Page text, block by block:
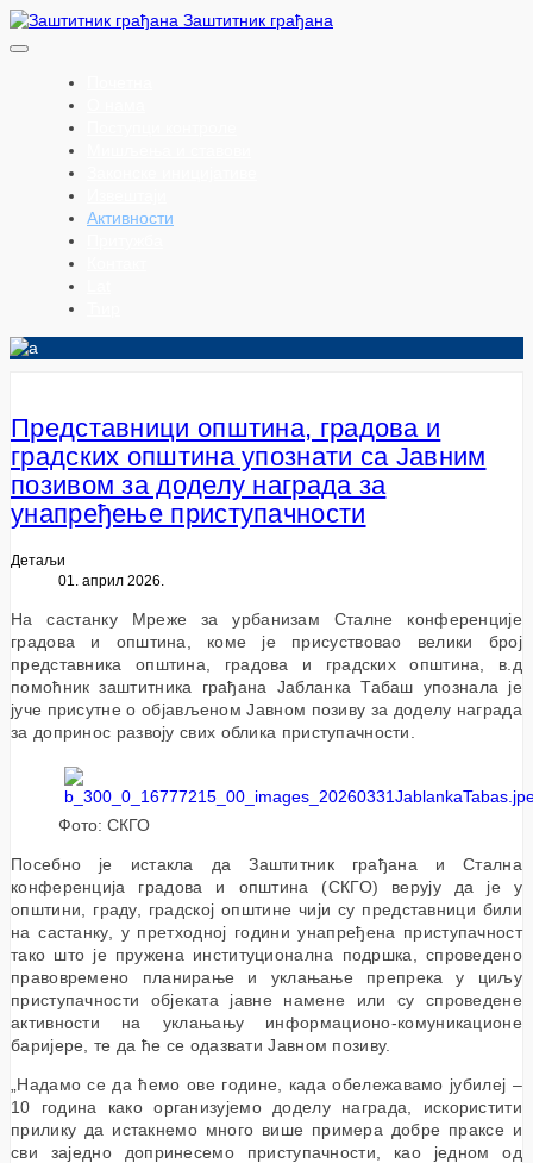
Заштитник грађана
Активности
Представници општина, градова и
градских општина упознати са Јавним
позивом за доделу награда за
унапређење приступачности
Детаљи
01. април 2026.
На састанку Мреже за урбанизам Сталне конференције
градова и општина, коме је присуствовао велики број
представника општина, градова и градских општина, в.д
помоћник заштитника грађана Јабланка Табаш упознала је
јуче присутне о објављеном Јавном позиву за доделу награда
за допринос развоју свих облика приступачности.
Фото: СКГО
Посебно је истакла да Заштитник грађана и Стална
конференција градова и општина (СКГО) верују да је у
општини, граду, градској општине чији су представници били
на састанку, у претходној години унапређена приступачност
тако што је пружена институционална подршка, спроведено
правовремено планирање и уклањање препрека у циљу
приступачности објеката јавне намене или су спроведене
активности на уклањању информационо-комуникационе
баријере, те да ће се одазвати Јавном позиву.
„Надамо се да ћемо ове године, када обележавамо јубилеј –
10 година како организујемо доделу награда, искористити
прилику да истакнемо много више примера добре праксе и
сви заједно допринесемо приступачности, као једном од